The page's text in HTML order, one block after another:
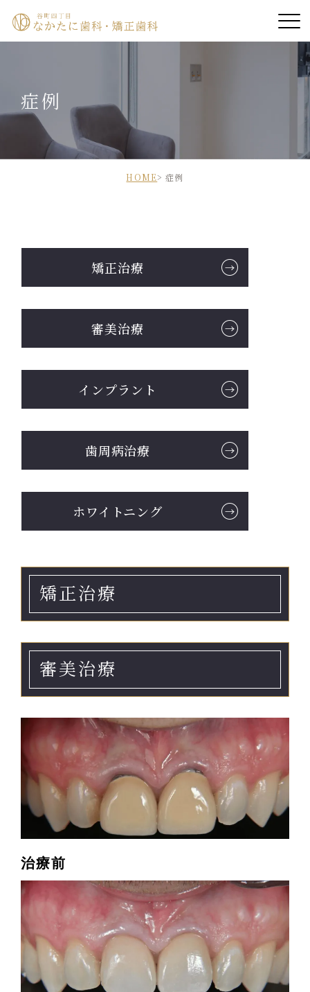
医院紹介
診療案内
診療の流れ
料金表
症例
HOME 症例
矯正治療
審美治療
インプラント
歯周病治療
ホワイトニング
矯正治療
審美治療
治療前